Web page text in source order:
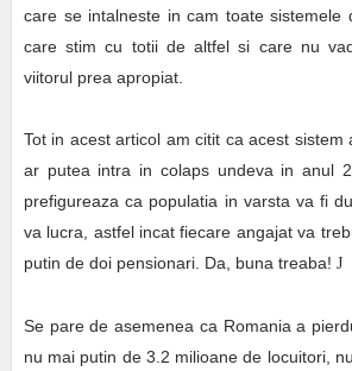
care se intalneste in cam toate sistemele
care stim cu totii de altfel si care nu
viitorul prea apropiat.
Tot in acest articol am citit ca acest sistem
ar putea intra in colaps undeva in anul
prefigureaza ca populatia in varsta va fi
va lucra, astfel incat fiecare angajat va
putin de doi pensionari. Da, buna treaba! J
Se pare de asemenea ca Romania a
nu mai putin de 3.2 milioane de locuitori,